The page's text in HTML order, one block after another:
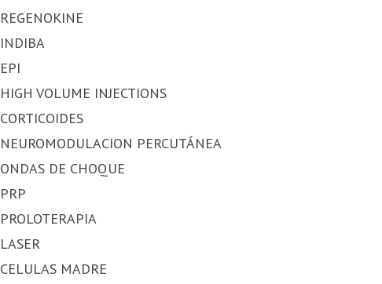
REGENOKINE
INDIBA
EPI
HIGH VOLUME INJECTIONS
CORTICOIDES
NEUROMODULACION PERCUTÁNEA
ONDAS DE CHOQUE
PRP
PROLOTERAPIA
LASER
CELULAS MADRE